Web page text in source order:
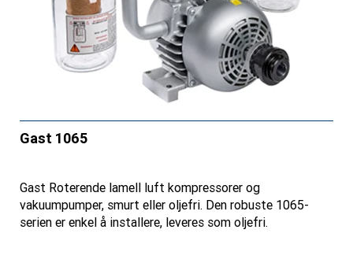
Gast 1065
Gast Roterende lamell luft kompressorer og
vakuumpumper, smurt eller oljefri. Den robuste 1065-
serien er enkel å installere, leveres som oljefri.